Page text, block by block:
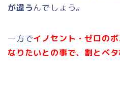
が違うんでしょう。
一方でイノセント・ゼロの
なりたいとの事で、割とベ